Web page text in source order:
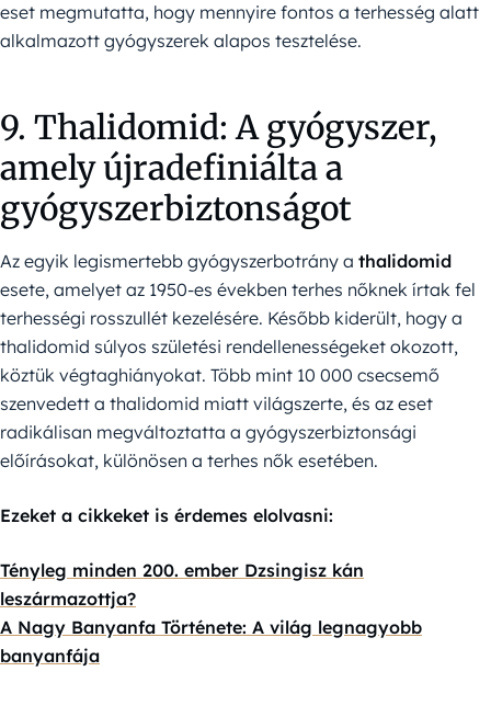
eset megmutatta, hogy mennyire fontos a terhesség alatt
alkalmazott gyógyszerek alapos tesztelése.
9. Thalidomid: A gyógyszer,
amely újradefiniálta a
gyógyszerbiztonságot
Az egyik legismertebb gyógyszerbotrány a thalidomid
esete, amelyet az 1950-es években terhes nőknek írtak fel
terhességi rosszullét kezelésére. Később kiderült, hogy a
thalidomid súlyos születési rendellenességeket okozott,
köztük végtaghiányokat. Több mint 10 000 csecsemő
szenvedett a thalidomid miatt világszerte, és az eset
radikálisan megváltoztatta a gyógyszerbiztonsági
előírásokat, különösen a terhes nők esetében.
Ezeket a cikkeket is érdemes elolvasni:
Tényleg minden 200. ember Dzsingisz kán
leszármazottja?
A Nagy Banyanfa Története: A világ legnagyobb
banyanfája